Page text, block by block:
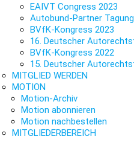
EAIVT Congress 2023
Autobund-Partner
BVfK-Kongress 2023
16. Deutscher
BVfK-Kongress 2022
15. Deutscher
MITGLIED WERDEN
MOTION
Motion-Archiv
Motion abonnieren
Motion nachbestellen
MITGLIEDERBEREICH